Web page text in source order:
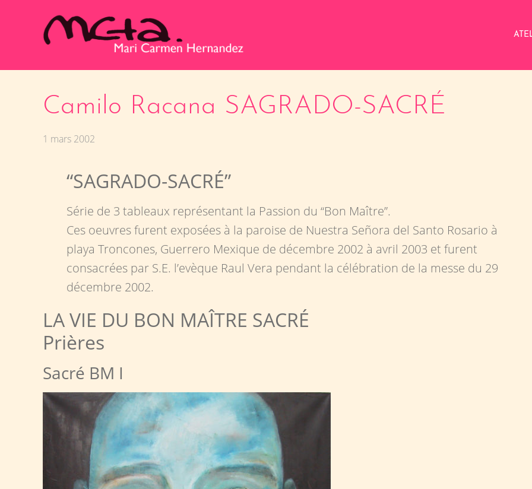
Camilo Racana SAGRADO-SACRÉ
1 mars 2002
“SAGRADO-SACRÉ”
Série de 3 tableaux représentant la Passion du “Bon Maître”.
Ces oeuvres furent exposées à la paroise de Nuestra Señora del Santo Rosario à
playa Troncones, Guerrero Mexique de décembre 2002 à avril 2003 et furent
consacrées par S.E. l’evèque Raul Vera pendant la célébration de la messe du 29
décembre 2002.
LA VIE DU BON MAÎTRE SACRÉ
Prières
Sacré BM I